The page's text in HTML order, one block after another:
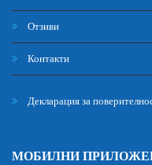
Отзиви
Контакти
Декларация за
МОБИЛНИ